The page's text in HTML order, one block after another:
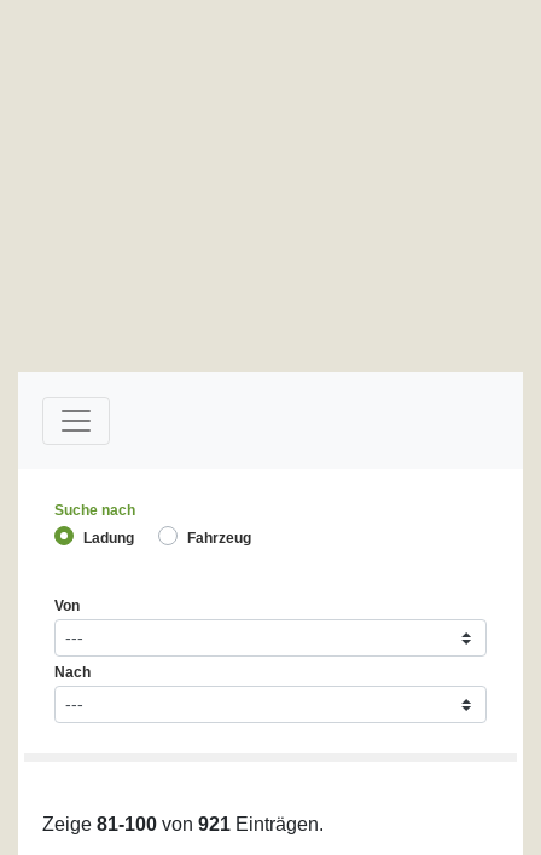
Suche nach
Ladung
Fahrzeug
Von
Nach
Zeige 81-100 von 921 Einträgen.